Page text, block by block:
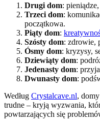
Drugi dom:
Trzeci dom:
początkowa.
Piąty dom:
Szósty dom: zdrowie,
Ósmy dom: kryzysy,
Dziewiąty dom:
Jedenasty dom:
Dwunasty dom:
Według Crystalcave.nl,
trudne – kryją wyzwania,
powtarzających się